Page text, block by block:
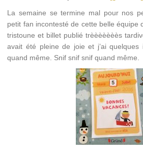
La semaine se termine mal pour nos
petit fan incontesté de cette belle équipe
tristoune et billet publié trèèèèèèès
avait été pleine de joie et j’ai
quand même. Snif snif snif quand même.